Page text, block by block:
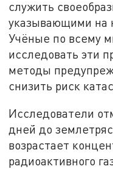
служить
указывающими на
Учёные по всему
исследовать эти
методы
снизить риск
Исследователи
дней до
возрастает
радиоактивного